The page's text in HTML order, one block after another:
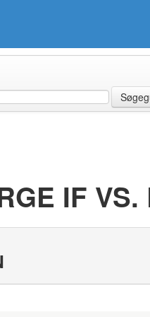
IF VS.